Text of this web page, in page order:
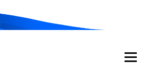
Menü